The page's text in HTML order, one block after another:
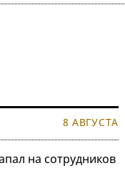
8 АВГУСТА
на сотрудников